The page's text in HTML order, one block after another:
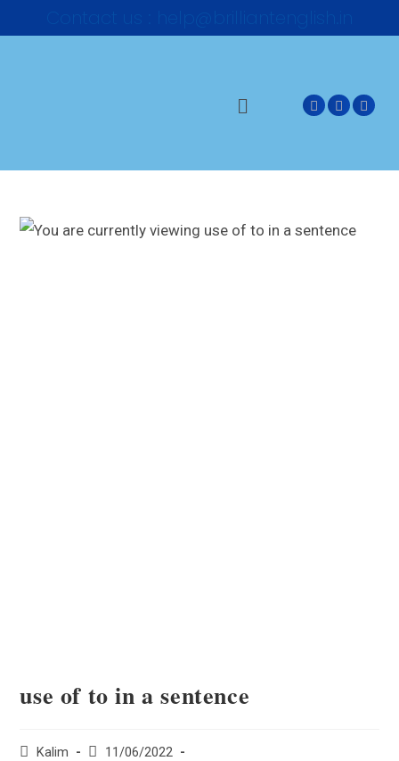
use of to in a sentence
Kalim
11/06/2022